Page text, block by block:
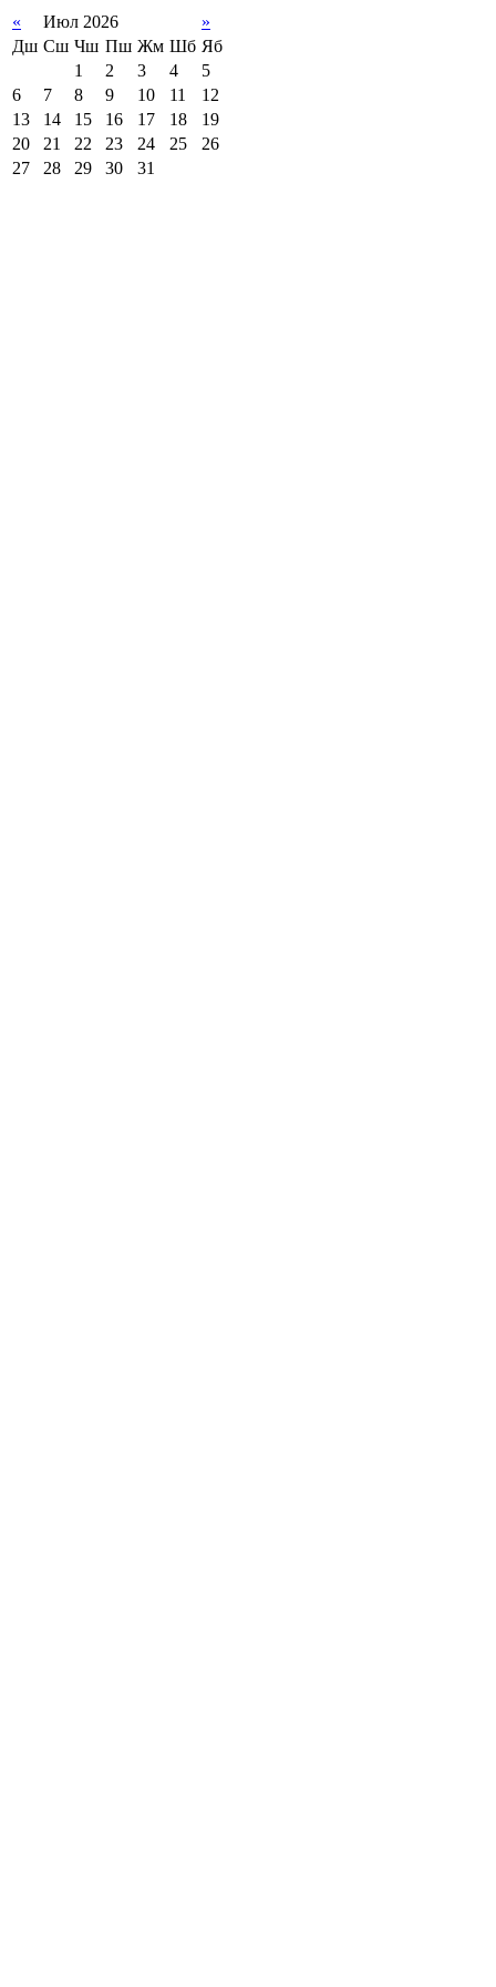
« Июл 2026
»
Дш Сш Чш Пш Жм Шб Яб
1
2 3 4
5
6
7 8 9 10 11
12
13
14 15 16 17 18
19
20
21 22 23 24 25
26
27
28 29 30 31